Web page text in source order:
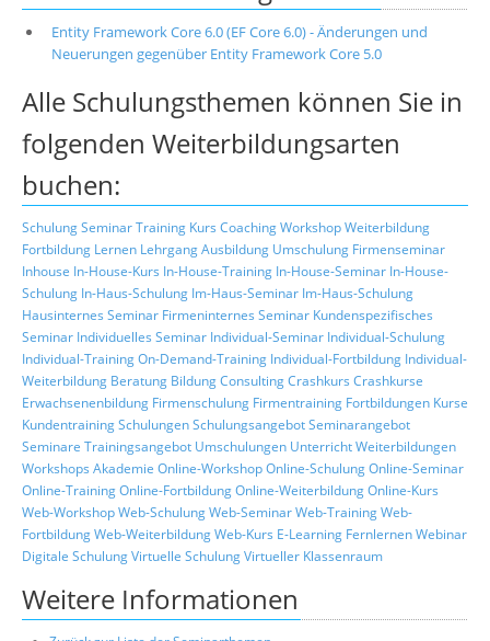
Entity Framework Core 6.0 (EF Core 6.0) - Änderungen und
Neuerungen gegenüber Entity Framework Core 5.0
Alle Schulungsthemen können Sie in
folgenden Weiterbildungsarten
buchen:
SchulungSeminarTraining Kurs CoachingWorkshopWeiterbildung
Fortbildung Lernen LehrgangAusbildung Umschulung Firmenseminar
Inhouse In-House-Kurs In-House-Training In-House-Seminar In-House-
Schulung In-Haus-Schulung Im-Haus-Seminar Im-Haus-Schulung
Hausinternes Seminar Firmeninternes Seminar Kundenspezifisches
Seminar Individuelles Seminar Individual-Seminar Individual-Schulung
Individual-TrainingOn-Demand-Training Individual-Fortbildung Individual-
Weiterbildung Beratung BildungConsultingCrashkurs Crashkurse
Erwachsenenbildung Firmenschulung Firmentraining Fortbildungen Kurse
KundentrainingSchulungenSchulungsangebotSeminarangebot
Seminare Trainingsangebot Umschulungen UnterrichtWeiterbildungen
Workshops Akademie Online-WorkshopOnline-SchulungOnline-Seminar
Online-TrainingOnline-FortbildungOnline-WeiterbildungOnline-Kurs
Web-WorkshopWeb-SchulungWeb-SeminarWeb-TrainingWeb-
FortbildungWeb-WeiterbildungWeb-Kurs E-Learning FernlernenWebinar
Digitale SchulungVirtuelle SchulungVirtueller Klassenraum
Weitere Informationen